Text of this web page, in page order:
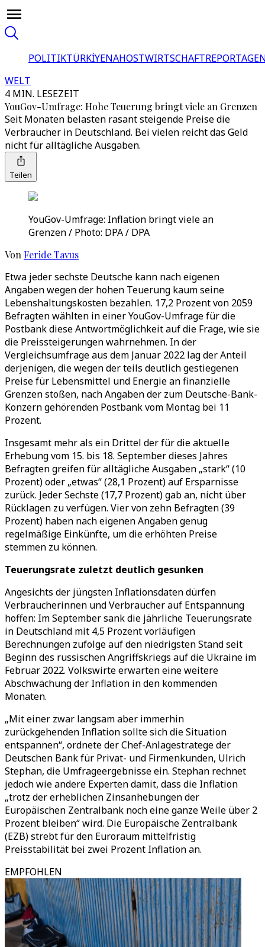
POLITIKTÜRKİYENAHOSTWIRTSCHAFT
WELT
4 MIN. LESEZEIT
YouGov-Umfrage: Hohe Teuerung bringt viele an Grenzen
Seit Monaten belasten rasant steigende Preise die
Verbraucher in Deutschland. Bei vielen reicht das Geld
nicht für alltägliche Ausgaben.
Teilen
YouGov-Umfrage: Inflation bringt viele an
Grenzen / Photo: DPA / DPA
Von Feride Tavus
Etwa jeder sechste Deutsche kann nach eigenen
Angaben wegen der hohen Teuerung kaum seine
Lebenshaltungskosten bezahlen. 17,2 Prozent von 2059
Befragten wählten in einer YouGov-Umfrage für die
Postbank diese Antwortmöglichkeit auf die Frage, wie sie
die Preissteigerungen wahrnehmen. In der
Vergleichsumfrage aus dem Januar 2022 lag der Anteil
derjenigen, die wegen der teils deutlich gestiegenen
Preise für Lebensmittel und Energie an finanzielle
Grenzen stoßen, nach Angaben der zum Deutsche-Bank-
Konzern gehörenden Postbank vom Montag bei 11
Prozent.
Insgesamt mehr als ein Drittel der für die aktuelle
Erhebung vom 15. bis 18. September dieses Jahres
Befragten greifen für alltägliche Ausgaben „stark“ (10
Prozent) oder „etwas“ (28,1 Prozent) auf Ersparnisse
zurück. Jeder Sechste (17,7 Prozent) gab an, nicht über
Rücklagen zu verfügen. Vier von zehn Befragten (39
Prozent) haben nach eigenen Angaben genug
regelmäßige Einkünfte, um die erhöhten Preise
stemmen zu können.
Teuerungsrate zuletzt deutlich gesunken
Angesichts der jüngsten Inflationsdaten dürfen
Verbraucherinnen und Verbraucher auf Entspannung
hoffen: Im September sank die jährliche Teuerungsrate
in Deutschland mit 4,5 Prozent vorläufigen
Berechnungen zufolge auf den niedrigsten Stand seit
Beginn des russischen Angriffskriegs auf die Ukraine im
Februar 2022. Volkswirte erwarten eine weitere
Abschwächung der Inflation in den kommenden
Monaten.
„Mit einer zwar langsam aber immerhin
zurückgehenden Inflation sollte sich die Situation
entspannen“, ordnete der Chef-Anlagestratege der
Deutschen Bank für Privat- und Firmenkunden, Ulrich
Stephan, die Umfrageergebnisse ein. Stephan rechnet
jedoch wie andere Experten damit, dass die Inflation
„trotz der erheblichen Zinsanhebungen der
Europäischen Zentralbank noch eine ganze Weile über 2
Prozent bleiben“ wird. Die Europäische Zentralbank
(EZB) strebt für den Euroraum mittelfristig
Preisstabilität bei zwei Prozent Inflation an.
EMPFOHLEN